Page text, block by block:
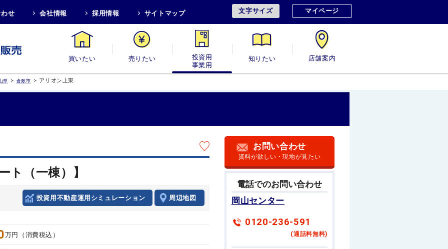
せ 会社情報 採用情報 サイトマップ 文字サイズ マイページ
買いたい 売りたい 投資用・事業用 知りたい 店舗案内
県 > 倉敷市 > アリオン上東
ト（一棟）】
投資用不動産運用シミュレーション 周辺地図
万円（消費税込）
お問い合わせ
資料が欲しい・現地が見たい
電話でのお問い合わせ
岡山センター
0120-236-591
(通話料無料)